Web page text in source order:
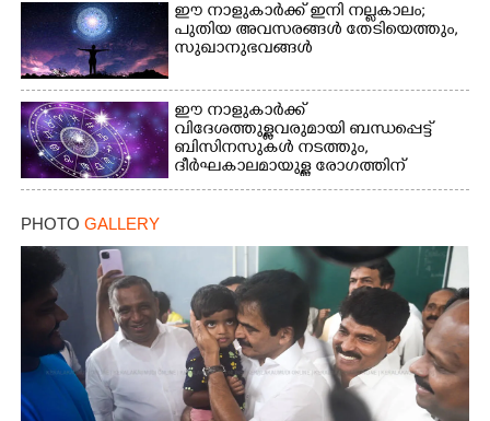
ഈ നാളുകാർക്ക് ഇനി നല്ലകാലം;
പുതിയ അവസരങ്ങൾ തേടിയെത്തും,
സുഖാനുഭവങ്ങൾ
ഈ നാളുകാർക്ക്
വിദേശത്തുള്ളവരുമായി ബന്ധപ്പെട്ട്
ബിസിനസുകൾ നടത്തും,
ദീർഘകാലമായുള്ള രോഗത്തിന്
ആശ്വാസം
PHOTO GALLERY